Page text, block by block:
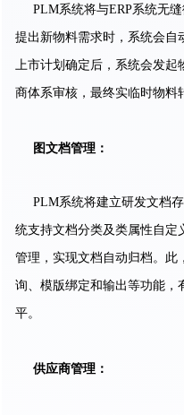
PLM系统将与ERP系统无
提出新物料需求时，系统会自
上市计划确定后，系统会发起
商体系审核，最终实临时物料
图文档管理：
PLM系统将建立研发文档
统支持文档分类及类属性自定
管理，实现文档自动归档。此
询、模版绑定和输出等功能，
平。
供应商管理：